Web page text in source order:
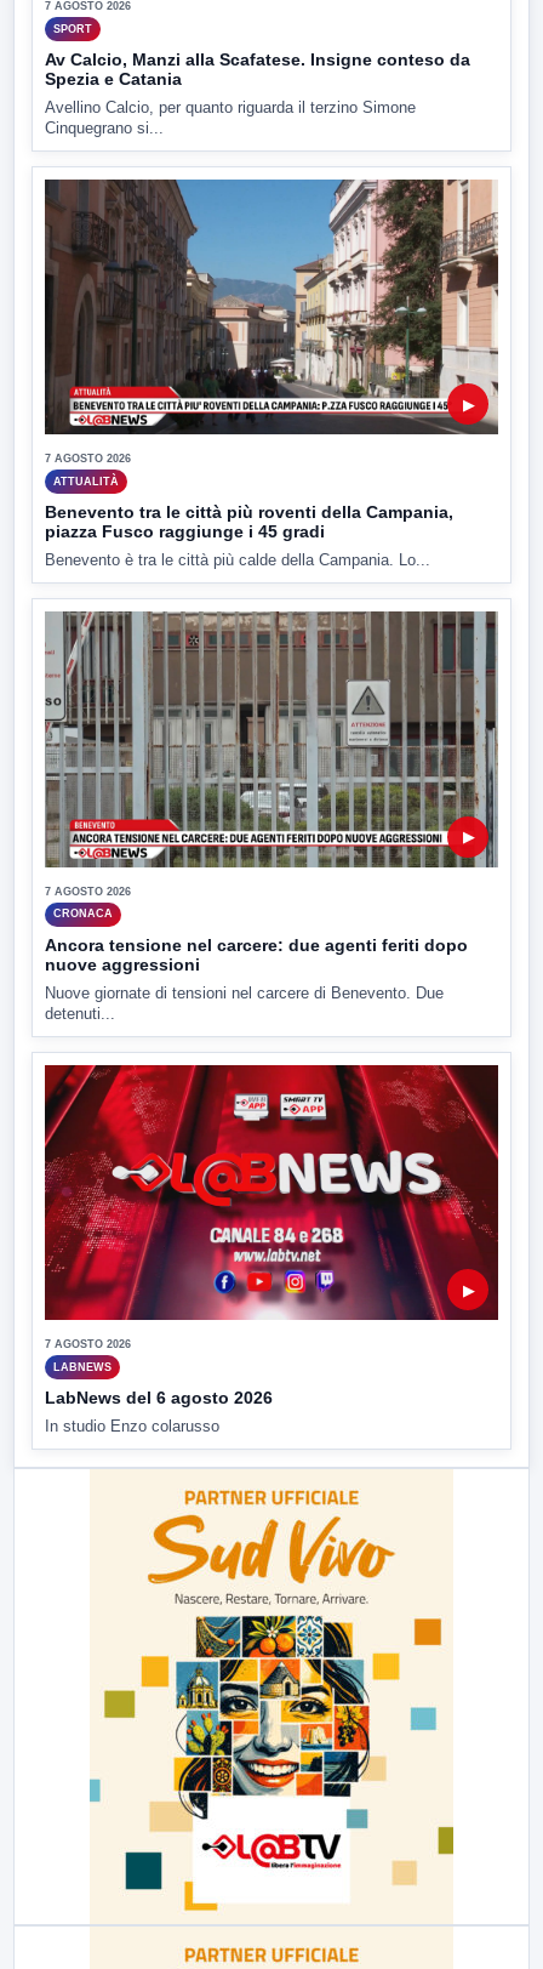
7 AGOSTO 2026
SPORT
Av Calcio, Manzi alla Scafatese. Insigne conteso da
Spezia e Catania
Avellino Calcio, per quanto riguarda il terzino Simone
Cinquegrano si...
▶
7 AGOSTO 2026
ATTUALITÀ
Benevento tra le città più roventi della Campania,
piazza Fusco raggiunge i 45 gradi
Benevento è tra le città più calde della Campania. Lo...
▶
7 AGOSTO 2026
CRONACA
Ancora tensione nel carcere: due agenti feriti dopo
nuove aggressioni
Nuove giornate di tensioni nel carcere di Benevento. Due
detenuti...
▶
7 AGOSTO 2026
LABNEWS
LabNews del 6 agosto 2026
In studio Enzo colarusso